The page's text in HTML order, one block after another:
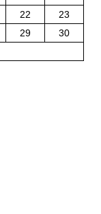
22
23
29
30